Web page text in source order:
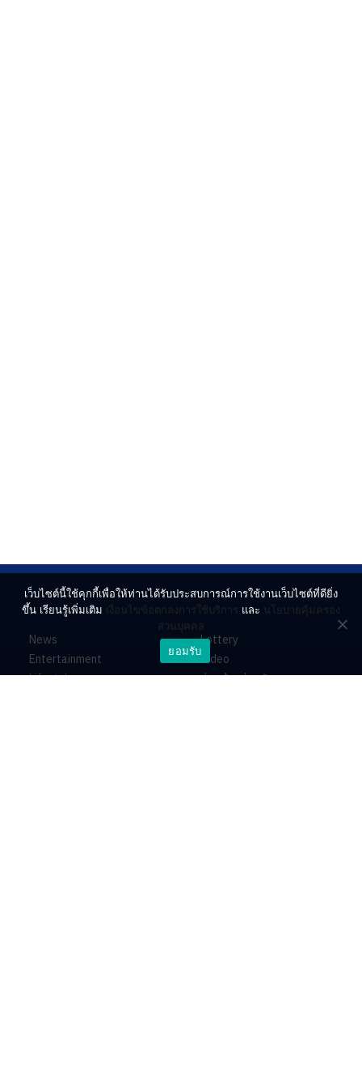
News
Entertainment
Lifestyle
Lottery
Video
ร่วมด้วยช่วยกัน
เว็บไซต์นี้ใช้คุกกี้เพื่อให้ท่านได้รับประสบการณ์การใช้งานเว็บไซต์ที่ดียิ่ง
ขึ้น เรียนรู้เพิ่มเติม เงื่อนไขข้อตกลงการใช้บริการ และ นโยบายคุ้มครอง
ส่วนบุคคล
ยอมรับ